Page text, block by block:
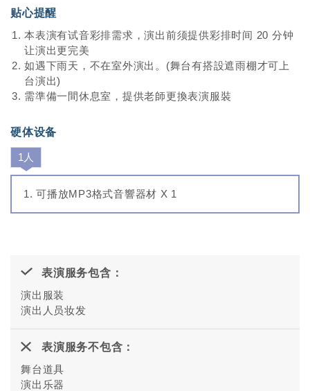
贴心提醒
本表演有试音彩排需求，演出前须提供彩排时间 20 分钟
让演出更完美
如遇下雨天，不在室外演出。(舞台有搭設遮雨棚才可上
台演出)
需準備一間休息室，提供老師更換表演服裝
硬体设备
1人
可播放MP3格式音響器材 X 1
表演服务包含：
演出服装
演出人员妆发
表演服务不包含：
舞台道具
演出乐器